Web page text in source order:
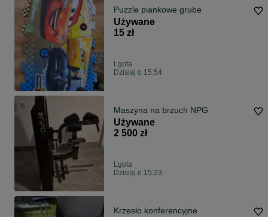
Puzzle piankowe grube
Używane
15 zł
Lgota
Dzisiaj o 15:54
Maszyna na brzuch NPG
Używane
2 500 zł
Lgota
Dzisiaj o 15:23
Krzesło konferencyjne